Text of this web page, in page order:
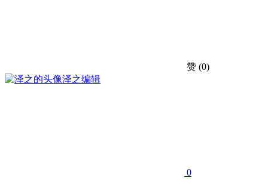
赞 (0)
泽之编辑
0